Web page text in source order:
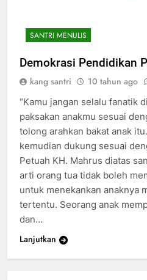
SANTRI MENULIS
Demokrasi Pendidikan
kang santri 10 tahun ago
“Kamu jangan selalu fanatik
paksakan anakmu sesuai
tolong arahkan bakat anak
kemudian dukung sesuai
Petuah KH. Mahrus diatas
arti orang tua tidak boleh
untuk menekankan anaknya
tertentu. Seorang anak
dan…
Lanjutkan